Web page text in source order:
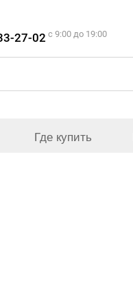
27-02 c 9:00 до 19:00
Где купить